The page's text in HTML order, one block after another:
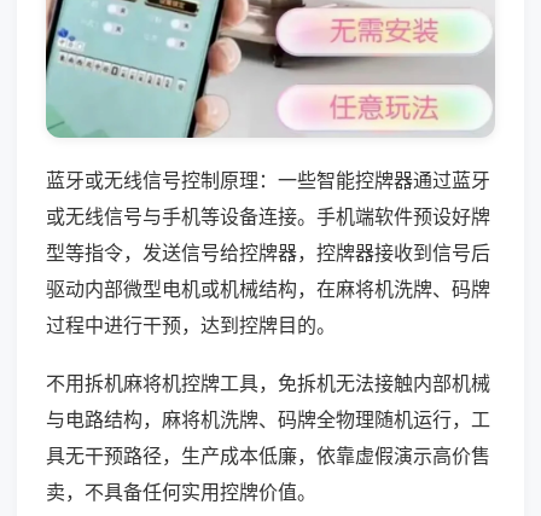
蓝牙或无线信号控制原理：一些智能控牌器通过蓝牙
或无线信号与手机等设备连接。手机端软件预设好牌
型等指令，发送信号给控牌器，控牌器接收到信号后
驱动内部微型电机或机械结构，在麻将机洗牌、码牌
过程中进行干预，达到控牌目的。
不用拆机麻将机控牌工具，免拆机无法接触内部机械
与电路结构，麻将机洗牌、码牌全物理随机运行，工
具无干预路径，生产成本低廉，依靠虚假演示高价售
卖，不具备任何实用控牌价值。